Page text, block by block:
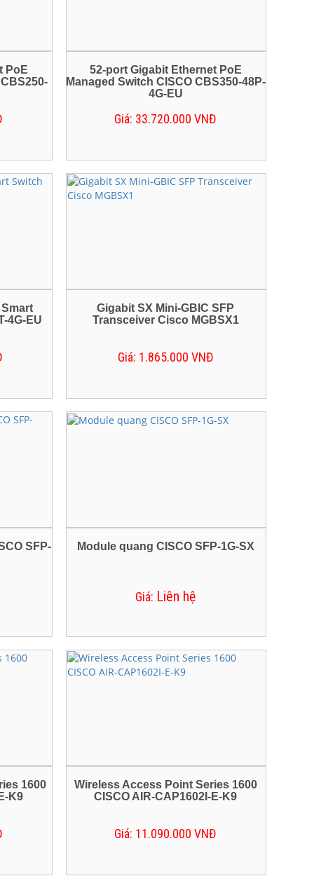
PoE
52-port Gigabit Ethernet PoE
Managed Switch CISCO CBS350-48P-
4G-EU
Giá: 33.720.000 VNĐ
4G-EU
Gigabit SX Mini-GBIC SFP
Transceiver Cisco MGBSX1
Giá: 1.865.000 VNĐ
SFP-
Module quang CISCO SFP-1G-SX
Giá: Liên hệ
1600
K9
Wireless Access Point Series 1600
CISCO AIR-CAP1602I-E-K9
Giá: 11.090.000 VNĐ